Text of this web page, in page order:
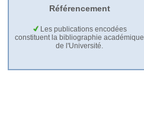
Référencement
Les publications encodées
constituent la bibliographie académique
de l'Université.